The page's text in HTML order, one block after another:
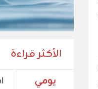
الأكثر قراءة
يومي